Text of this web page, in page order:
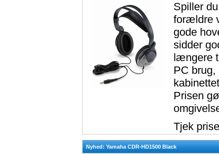
Spiller
forældre
gode
sidder
længere
PC brug,
Prisen
Tjek
Nyhed: Yamaha CDR-HD1500 Black